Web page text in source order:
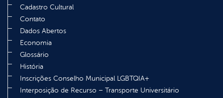
Cadastro Cultural
Contato
Dados Abertos
Economia
Glossário
História
Inscrições Conselho Municipal LGBTQIA+
Interposição de Recurso – Transporte Universitário